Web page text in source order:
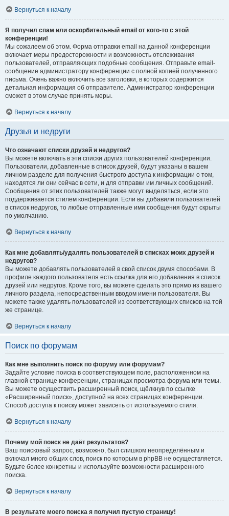
Вернуться к началу
Я получил спам или оскорбительный email от кого-то с этой
конференции!
Мы сожалеем об этом. Форма отправки email на данной конференции
включает меры предосторожности и возможность отслеживания
пользователей, отправляющих подобные сообщения. Отправьте email-
сообщение администратору конференции с полной копией полученного
письма. Очень важно включить все заголовки, в которых содержится
детальная информация об отправителе. Администратор конференции
сможет в этом случае принять меры.
Вернуться к началу
Друзья и недруги
Что означают списки друзей и недругов?
Вы можете включать в эти списки других пользователей конференции.
Пользователи, добавленные в список друзей, будут указаны в вашем
личном разделе для получения быстрого доступа к информации о том,
находятся ли они сейчас в сети, и для отправки им личных сообщений.
Сообщения от этих пользователей также могут выделяться, если это
поддерживается стилем конференции. Если вы добавили пользователей
в список недругов, то любые отправленные ими сообщения будут скрыты
по умолчанию.
Вернуться к началу
Как мне добавлять/удалять пользователей в списках моих друзей и
недругов?
Вы можете добавлять пользователей в свой список двумя способами. В
профиле каждого пользователя есть ссылка для его добавления в список
друзей или недругов. Кроме того, вы можете сделать это прямо из вашего
личного раздела, непосредственным вводом имени пользователя. Вы
можете также удалять пользователей из соответствующих списков на той
же странице.
Вернуться к началу
Поиск по форумам
Как мне выполнить поиск по форуму или форумам?
Задайте условие поиска в соответствующем поле, расположенном на
главной странице конференции, страницах просмотра форума или темы.
Вы можете осуществить расширенный поиск, щёлкнув по ссылке
«Расширенный поиск», доступной на всех страницах конференции.
Способ доступа к поиску может зависеть от используемого стиля.
Вернуться к началу
Почему мой поиск не даёт результатов?
Ваш поисковый запрос, возможно, был слишком неопределённым и
включал много общих слов, поиск по которым в phpBB не осуществляется.
Будьте более конкретны и используйте возможности расширенного
поиска.
Вернуться к началу
В результате моего поиска я получил пустую страницу!